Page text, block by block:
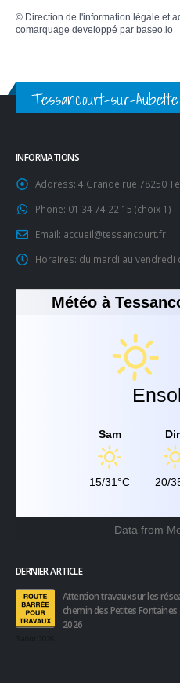
© Direction de l'information légale et
comarquage developpé par baseo.io
Tessancourt-sur-Aubette
INFORMATIONS
Address: 4 Grande rue 78250
Phone: 01 34 74 22 15 (choix 1)
Email: accueil@tessancourt.fr
Horaires: du mardi au vendredi
Météo à
Sam
15/31°C 20/
Data from
DERNIER ARTICLE
Attention travaux sur les
chemin des Petites
2026